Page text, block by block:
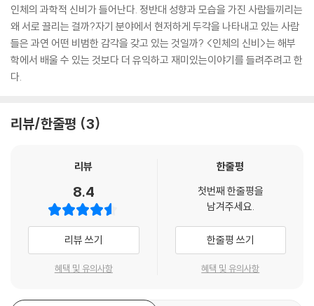
인체의 과학적 신비가 들어난다. 정반대 성향과 모습을 가진 사람들끼리는
왜 서로 끌리는 걸까?자기 분야에서 현저하게 두각을 나타내고 있는 사람
들은 과연 어떤 비범한 감각을 갖고 있는 것일까? <인체의 신비>는 해부
학에서 배울 수 있는 것보다 더 유익하고 재미있는이야기를 들려주려고 한
다.
리뷰/한줄평 3
리뷰
8.4
리뷰 쓰기
혜택 및 유의사항
한줄평
첫번째 한줄평을
남겨주세요.
한줄평 쓰기
혜택 및 유의사항